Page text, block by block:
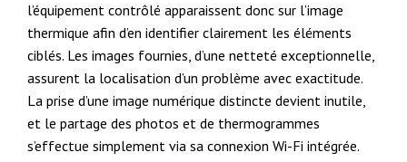
l’équipement contrôlé apparaissent donc sur l’image
thermique afin d’en identifier clairement les éléments
ciblés. Les images fournies, d’une netteté exceptionnelle,
assurent la localisation d’un problème avec exactitude.
La prise d’une image numérique distincte devient inutile,
et le partage des photos et de thermogrammes
s’effectue simplement via sa connexion Wi-Fi intégrée.